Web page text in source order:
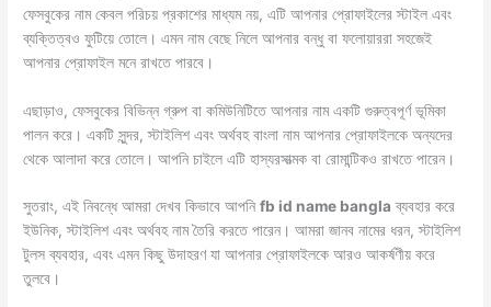
ফেসবুকের নাম কেবল পরিচয় প্রকাশের মাধ্যম নয়, এটি আপনার প্রোফাইলের স্টাইল এবং
ব্যক্তিত্বও ফুটিয়ে তোলে। এমন নাম বেছে নিলে আপনার বন্ধু বা ফলোয়াররা সহজেই
আপনার প্রোফাইল মনে রাখতে পারবে।
এছাড়াও, ফেসবুকের বিভিন্ন গ্রুপ বা কমিউনিটিতে আপনার নাম একটি গুরুত্বপূর্ণ ভূমিকা
পালন করে। একটি সুন্দর, স্টাইলিশ এবং অর্থবহ বাংলা নাম আপনার প্রোফাইলকে অন্যদের
থেকে আলাদা করে তোলে। আপনি চাইলে এটি হাস্যরসাত্মক বা রোমান্টিকও রাখতে পারেন।
সুতরাং, এই নিবন্ধে আমরা দেখব কিভাবে আপনিfb id name bangla ব্যবহার করে
ইউনিক, স্টাইলিশ এবং অর্থবহ নাম তৈরি করতে পারেন। আমরা জানব নামের ধরন, স্টাইলিশ
টুলস ব্যবহার, এবং এমন কিছু উদাহরণ যা আপনার প্রোফাইলকে আরও আকর্ষণীয় করে
তুলবে।